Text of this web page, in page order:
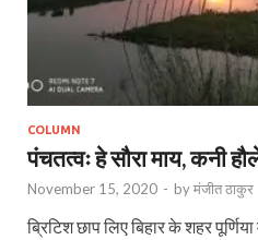
COLUMN
पंचतत्वः हे सौरा माय, कनी
November 15, 2020 - byमंजीत ठाकुर
ब्रिटिश छाप लिए बिहार के शहर